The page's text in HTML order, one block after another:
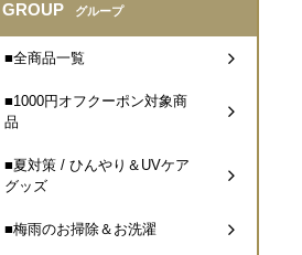
GROUP グループ
■全商品一覧
■1000円オフクーポン対象商
品
■夏対策 / ひんやり＆UVケア
グッズ
■梅雨のお掃除＆お洗濯